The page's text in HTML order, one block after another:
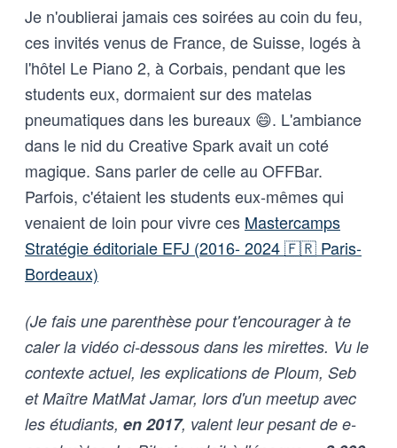
Je n'oublierai jamais ces soirées au coin du feu,
ces invités venus de France, de Suisse, logés à
l'hôtel Le Piano 2, à Corbais, pendant que les
students eux, dormaient sur des matelas
pneumatiques dans les bureaux 😄. L'ambiance
dans le nid du Creative Spark avait un coté
magique. Sans parler de celle au OFFBar.
Parfois, c'étaient les students eux-mêmes qui
venaient de loin pour vivre ces Mastercamps
Stratégie éditoriale EFJ (2016- 2024 🇫🇷 Paris-
Bordeaux)
(Je fais une parenthèse pour t'encourager à te
caler la vidéo ci-dessous dans les mirettes. Vu le
contexte actuel, les explications de Ploum, Seb
et Maître MatMat Jamar, lors d'un meetup avec
les étudiants, en 2017, valent leur pesant de e-